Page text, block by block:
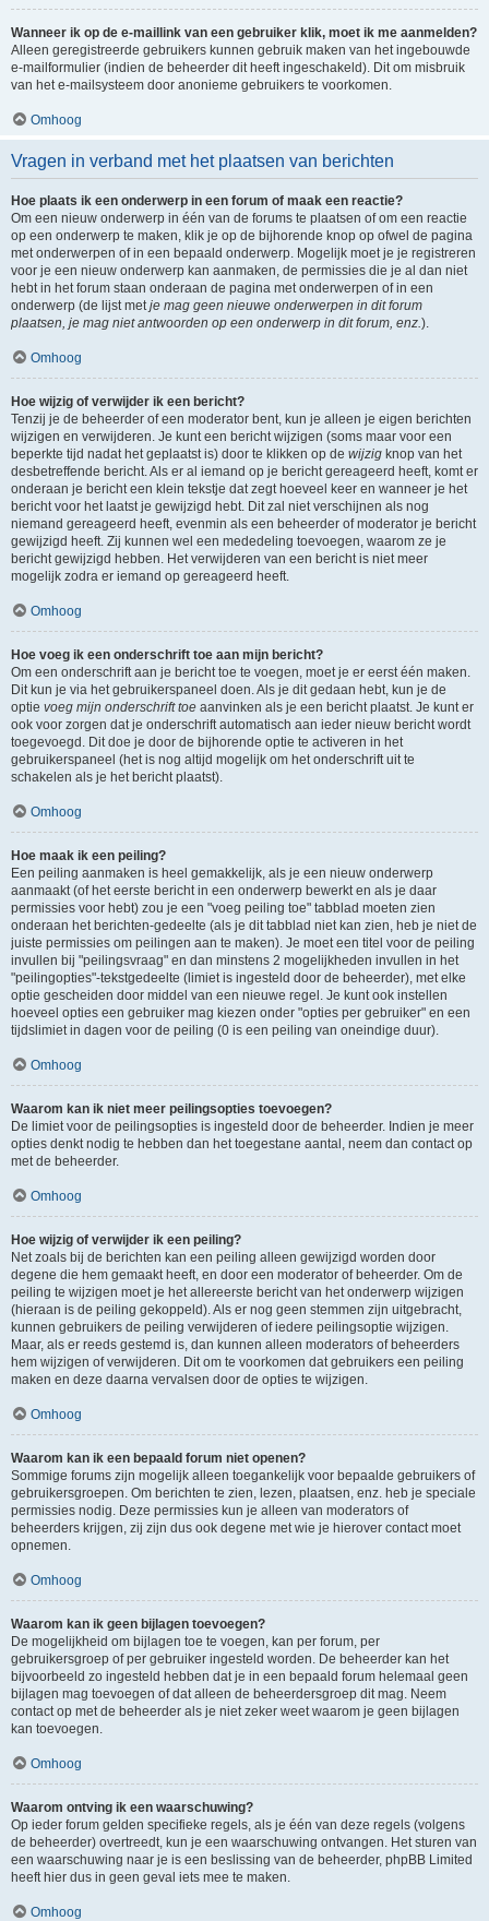
Wanneer ik op de e-maillink van een gebruiker klik, moet ik me aanmelden?
Alleen geregistreerde gebruikers kunnen gebruik maken van het ingebouwde
e-mailformulier (indien de beheerder dit heeft ingeschakeld). Dit om misbruik
van het e-mailsysteem door anonieme gebruikers te voorkomen.
Omhoog
Vragen in verband met het plaatsen van berichten
Hoe plaats ik een onderwerp in een forum of maak een reactie?
Om een nieuw onderwerp in één van de forums te plaatsen of om een reactie
op een onderwerp te maken, klik je op de bijhorende knop op ofwel de pagina
met onderwerpen of in een bepaald onderwerp. Mogelijk moet je je registreren
voor je een nieuw onderwerp kan aanmaken, de permissies die je al dan niet
hebt in het forum staan onderaan de pagina met onderwerpen of in een
onderwerp (de lijst metje mag geen nieuwe onderwerpen in dit forum
plaatsen, je mag niet antwoorden op een onderwerp in dit forum, enz.).
Omhoog
Hoe wijzig of verwijder ik een bericht?
Tenzij je de beheerder of een moderator bent, kun je alleen je eigen berichten
wijzigen en verwijderen. Je kunt een bericht wijzigen (soms maar voor een
beperkte tijd nadat het geplaatst is) door te klikken op de wijzig knop van het
desbetreffende bericht. Als er al iemand op je bericht gereageerd heeft, komt er
onderaan je bericht een klein tekstje dat zegt hoeveel keer en wanneer je het
bericht voor het laatst je gewijzigd hebt. Dit zal niet verschijnen als nog
niemand gereageerd heeft, evenmin als een beheerder of moderator je bericht
gewijzigd heeft. Zij kunnen wel een mededeling toevoegen, waarom ze je
bericht gewijzigd hebben. Het verwijderen van een bericht is niet meer
mogelijk zodra er iemand op gereageerd heeft.
Omhoog
Hoe voeg ik een onderschrift toe aan mijn bericht?
Om een onderschrift aan je bericht toe te voegen, moet je er eerst één maken.
Dit kun je via het gebruikerspaneel doen. Als je dit gedaan hebt, kun je de
optie voeg mijn onderschrift toe aanvinken als je een bericht plaatst. Je kunt er
ook voor zorgen dat je onderschrift automatisch aan ieder nieuw bericht wordt
toegevoegd. Dit doe je door de bijhorende optie te activeren in het
gebruikerspaneel (het is nog altijd mogelijk om het onderschrift uit te
schakelen als je het bericht plaatst).
Omhoog
Hoe maak ik een peiling?
Een peiling aanmaken is heel gemakkelijk, als je een nieuw onderwerp
aanmaakt (of het eerste bericht in een onderwerp bewerkt en als je daar
permissies voor hebt) zou je een "voeg peiling toe" tabblad moeten zien
onderaan het berichten-gedeelte (als je dit tabblad niet kan zien, heb je niet de
juiste permissies om peilingen aan te maken). Je moet een titel voor de peiling
invullen bij "peilingsvraag" en dan minstens 2 mogelijkheden invullen in het
"peilingopties"-tekstgedeelte (limiet is ingesteld door de beheerder), met elke
optie gescheiden door middel van een nieuwe regel. Je kunt ook instellen
hoeveel opties een gebruiker mag kiezen onder "opties per gebruiker" en een
tijdslimiet in dagen voor de peiling (0 is een peiling van oneindige duur).
Omhoog
Waarom kan ik niet meer peilingsopties toevoegen?
De limiet voor de peilingsopties is ingesteld door de beheerder. Indien je meer
opties denkt nodig te hebben dan het toegestane aantal, neem dan contact op
met de beheerder.
Omhoog
Hoe wijzig of verwijder ik een peiling?
Net zoals bij de berichten kan een peiling alleen gewijzigd worden door
degene die hem gemaakt heeft, en door een moderator of beheerder. Om de
peiling te wijzigen moet je het allereerste bericht van het onderwerp wijzigen
(hieraan is de peiling gekoppeld). Als er nog geen stemmen zijn uitgebracht,
kunnen gebruikers de peiling verwijderen of iedere peilingsoptie wijzigen.
Maar, als er reeds gestemd is, dan kunnen alleen moderators of beheerders
hem wijzigen of verwijderen. Dit om te voorkomen dat gebruikers een peiling
maken en deze daarna vervalsen door de opties te wijzigen.
Omhoog
Waarom kan ik een bepaald forum niet openen?
Sommige forums zijn mogelijk alleen toegankelijk voor bepaalde gebruikers of
gebruikersgroepen. Om berichten te zien, lezen, plaatsen, enz. heb je speciale
permissies nodig. Deze permissies kun je alleen van moderators of
beheerders krijgen, zij zijn dus ook degene met wie je hierover contact moet
opnemen.
Omhoog
Waarom kan ik geen bijlagen toevoegen?
De mogelijkheid om bijlagen toe te voegen, kan per forum, per
gebruikersgroep of per gebruiker ingesteld worden. De beheerder kan het
bijvoorbeeld zo ingesteld hebben dat je in een bepaald forum helemaal geen
bijlagen mag toevoegen of dat alleen de beheerdersgroep dit mag. Neem
contact op met de beheerder als je niet zeker weet waarom je geen bijlagen
kan toevoegen.
Omhoog
Waarom ontving ik een waarschuwing?
Op ieder forum gelden specifieke regels, als je één van deze regels (volgens
de beheerder) overtreedt, kun je een waarschuwing ontvangen. Het sturen van
een waarschuwing naar je is een beslissing van de beheerder, phpBB Limited
heeft hier dus in geen geval iets mee te maken.
Omhoog